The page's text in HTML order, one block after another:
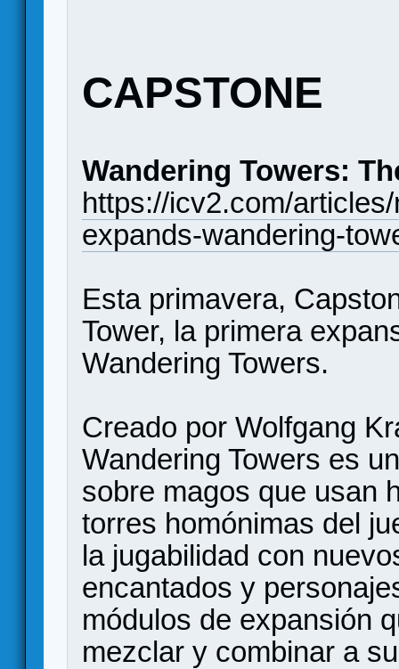
CAPSTONE
Wandering Towers:
https://icv2.com/
expands-wandering-
Esta primavera,
Tower, la primera
Wandering Towers.
Creado por Wolfgang
Wandering Towers es
sobre magos que usan
torres homónimas del
la jugabilidad con
encantados y
módulos de expansión
mezclar y combinar a